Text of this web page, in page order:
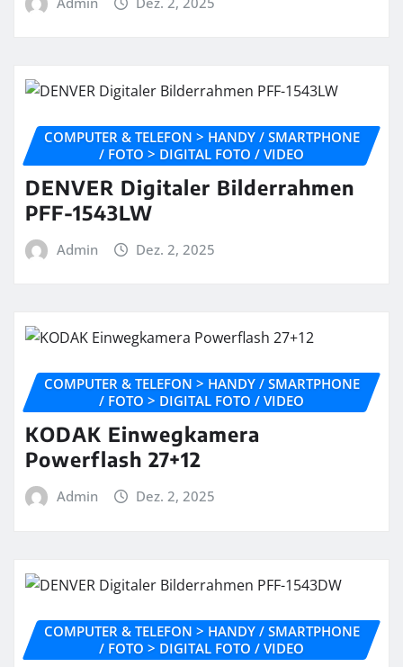
COMPUTER & TELEFON > HANDY / SMARTPHONE
/ FOTO > DIGITAL FOTO / VIDEO
DENVER Digitaler Bilderrahmen
PFF-1543LW
Admin Dez. 2, 2025
COMPUTER & TELEFON > HANDY / SMARTPHONE
/ FOTO > DIGITAL FOTO / VIDEO
KODAK Einwegkamera
Powerflash 27+12
Admin Dez. 2, 2025
COMPUTER & TELEFON > HANDY / SMARTPHONE
/ FOTO > DIGITAL FOTO / VIDEO